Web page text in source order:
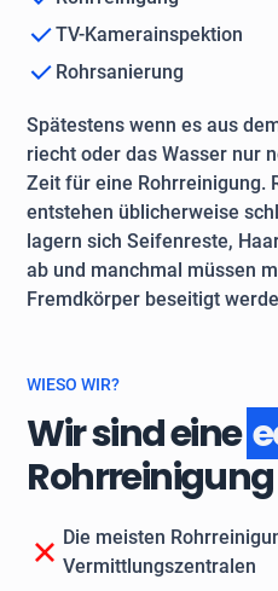
TV-Kamerainspektion
Rohrsanierung
Spätestens wenn es aus
riecht oder das Wasser nur
Zeit für eine Rohrreinigung.
entstehen üblicherweise
lagern sich Seifenreste,
ab und manchmal müssen
Fremdkörper beseitigt
WIESO WIR?
Wir sind eine
Rohrreinigung
Die meisten
Vermittlungszentralen